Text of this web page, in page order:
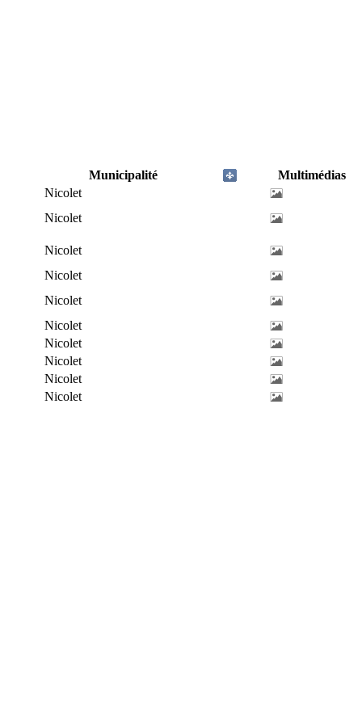
Municipalité
Multimédias
Nicolet
Nicolet
Nicolet
Nicolet
Nicolet
Nicolet
Nicolet
Nicolet
Nicolet
Nicolet